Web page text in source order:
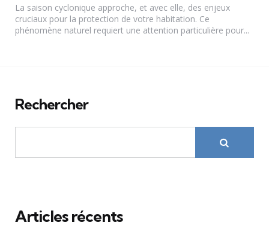
La saison cyclonique approche, et avec elle, des enjeux
cruciaux pour la protection de votre habitation. Ce
phénomène naturel requiert une attention particulière pour...
Rechercher
Articles récents